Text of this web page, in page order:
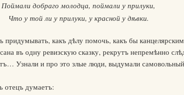
Поймали добраго молодца, поймали у прилуки,
Что у той ли у прилуки, у красной у дѣвки.
придумывать, какъ дѣлу помочь, какъ бы
въ одну ревизскую сказку, рекрутъ непремѣнно
Узнали и про это злые люди, выдумали
отецъ думаетъ: